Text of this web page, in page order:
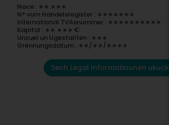
Nace : ∗∗.∗∗∗
N° vum Handelsregister : ∗∗∗∗∗∗∗
International TVAsnummer : ∗∗∗∗∗∗∗∗∗∗
Kapital : ∗∗ ∗∗∗ €
Unzuel un Ugestallten : ∗∗∗
Grënnungsdatum : ∗∗/∗∗/∗∗∗∗
Sech Legal Informatiounen